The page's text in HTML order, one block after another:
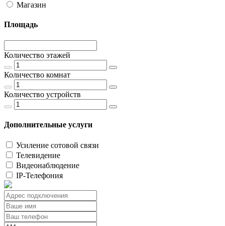
Магазин
Площадь
Количество этажей
Количество комнат
Количество устройств
Дополнительные услуги
Усиление сотовой связи
Телевидение
Видеонаблюдение
IP-Телефония